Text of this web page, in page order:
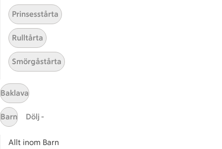
Bli stammis på ICA
ICAs inspirationsmejl
Prenumerera
Handla
Handla online
ICAs matkasse
Catering
Handla som företag
Prinsesstårta
Rulltårta
Smörgåstårta
Baklava
Barn Dölj -
Allt inom Barn